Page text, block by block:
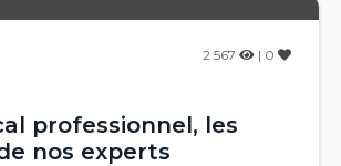
2 567 | 0
professionnel, les
nos experts